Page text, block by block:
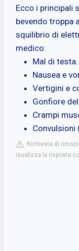
Ecco i principali
bevendo troppa
squilibrio di
medico:
Mal di testa.
Nausea e
Vertigini e
Gonfiore
Crampi
Convulsioni
Richiesta di
isualizza la risposta